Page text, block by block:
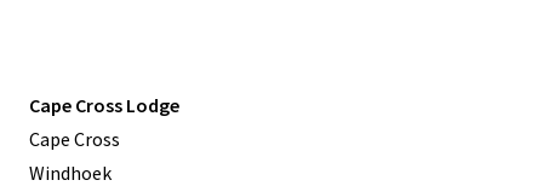
Cape Cross Lodge
Cape Cross
Windhoek